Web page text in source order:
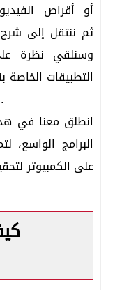
وسنلقي نظرة
التطبيقات
سنعرض الأسئلة الشائعة مع إجاباتها.
انطلق معنا في
البرامج الواسع،
على الكمبيوتر